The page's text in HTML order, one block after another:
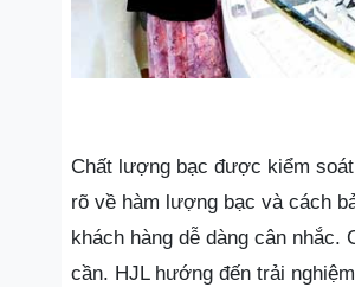
Chất lượng bạc được kiểm
rõ về hàm lượng bạc và cách
khách hàng dễ dàng cân
cần. HJL hướng đến trải